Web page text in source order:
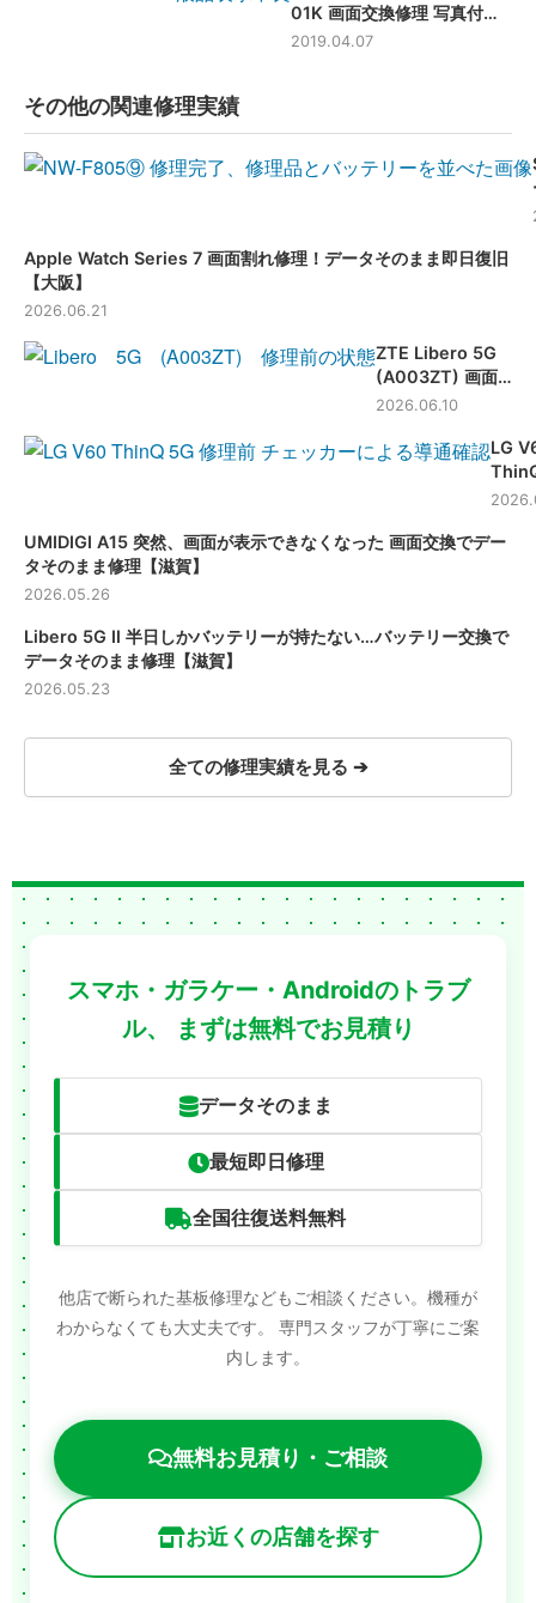
01K 画面交換修理 写真付き
で修理解説！
2019.04.07
その他の関連修理実績
Apple Watch Series 7 画面割れ修理！データそのまま即日復旧
【大阪】
2026.06.21
ZTE Libero 5G
(A003ZT) 画面
が割れたけど修理
い！データそのま
ま画面交換修理
2026.06.10
LG
充電
い、
【滋
UMIDIGI A15 突然、画面が表示できなくなった 画面交換でデー
タそのまま修理【滋賀】
2026.05.26
Libero 5G Ⅱ 半日しかバッテリーが持たない…バッテリー交換で
データそのまま修理【滋賀】
2026.05.23
全ての修理実績を見る ➔
スマホ・ガラケー・Androidのトラブ
ル、
まずは無料でお見積り
データそのまま
最短即日修理
全国往復送料無料
他店で断られた基板修理などもご相談ください。機種が
わからなくても大丈夫です。
専門スタッフが丁寧にご案
内します。
無料お見積り・ご相談
お近くの店舗を探す